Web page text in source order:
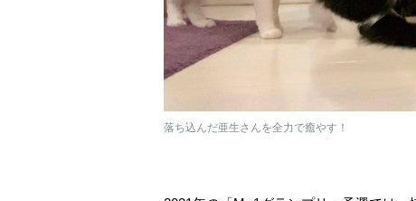
落ち込んだ亜生さんを全力で癒やす！